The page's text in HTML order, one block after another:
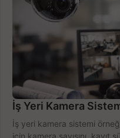
İş Yeri Kamera
İş yeri kamera sistemi